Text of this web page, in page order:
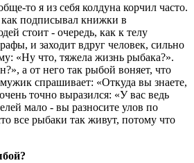
то я из себя колдуна корчил часто.
как подписывал книжки в
стоит - очередь, как к телу
и заходит вдруг человек, сильно
«Ну что, тяжела жизнь рыбака?».
а от него так рыбой воняет, что
спрашивает: «Откуда вы знаете,
точно выразился: «У вас ведь
мало - вы разносите улов по
все рыбаки так живут, потому что